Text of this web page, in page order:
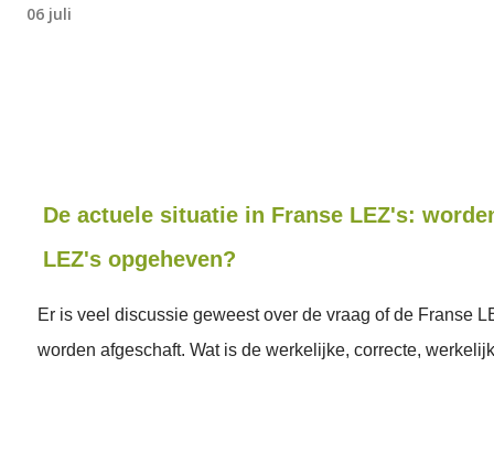
06 juli
De actuele situatie in Franse LEZ's:
LEZ's opgeheven?
Er is veel discussie geweest over de vraag of de Franse
worden afgeschaft. Wat is de werkelijke, correcte,